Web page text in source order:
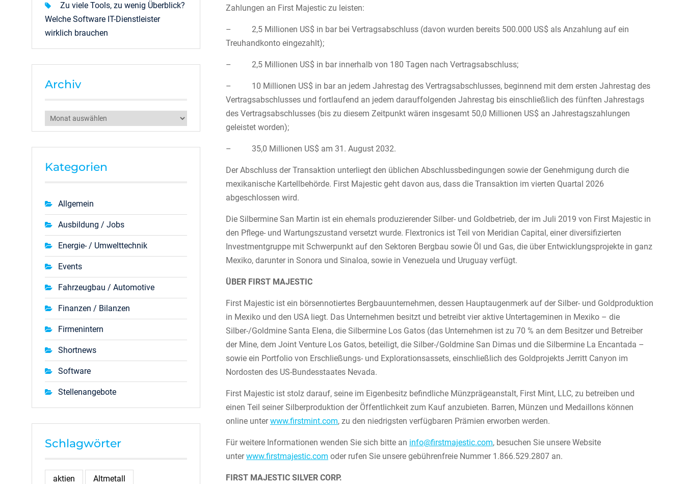
Zahlungen an First Majestic zu leisten:
– 2,5 Millionen US$ in bar bei Vertragsabschluss (davon wurden bereits 500.000 US$ als Anzahlung auf ein
Treuhandkonto eingezahlt);
– 2,5 Millionen US$ in bar innerhalb von 180 Tagen nach Vertragsabschluss;
– 10 Millionen US$ in bar an jedem Jahrestag des Vertragsabschlusses, beginnend mit dem ersten Jahrestag des
Vertragsabschlusses und fortlaufend an jedem darauffolgenden Jahrestag bis einschließlich des fünften Jahrestags
des Vertragsabschlusses (bis zu diesem Zeitpunkt wären insgesamt 50,0 Millionen US$ an Jahrestagszahlungen
geleistet worden);
– 35,0 Millionen US$ am 31. August 2032.
Der Abschluss der Transaktion unterliegt den üblichen Abschlussbedingungen sowie der Genehmigung durch die
mexikanische Kartellbehörde. First Majestic geht davon aus, dass die Transaktion im vierten Quartal 2026
abgeschlossen wird.
Die Silbermine San Martin ist ein ehemals produzierender Silber- und Goldbetrieb, der im Juli 2019 von First Majestic in
den Pflege- und Wartungszustand versetzt wurde. Flextronics ist Teil von Meridian Capital, einer diversifizierten
Investmentgruppe mit Schwerpunkt auf den Sektoren Bergbau sowie Öl und Gas, die über Entwicklungsprojekte in ganz
Mexiko, darunter in Sonora und Sinaloa, sowie in Venezuela und Uruguay verfügt.
ÜBER FIRST MAJESTIC
First Majestic ist ein börsennotiertes Bergbauunternehmen, dessen Hauptaugenmerk auf der Silber- und Goldproduktion
in Mexiko und den USA liegt. Das Unternehmen besitzt und betreibt vier aktive Untertageminen in Mexiko – die
Silber-/Goldmine Santa Elena, die Silbermine Los Gatos (das Unternehmen ist zu 70 % an dem Besitzer und Betreiber
der Mine, dem Joint Venture Los Gatos, beteiligt, die Silber-/Goldmine San Dimas und die Silbermine La Encantada –
sowie ein Portfolio von Erschließungs- und Explorationsassets, einschließlich des Goldprojekts Jerritt Canyon im
Nordosten des US-Bundesstaates Nevada.
First Majestic ist stolz darauf, seine im Eigenbesitz befindliche Münzprägeanstalt, First Mint, LLC, zu betreiben und
einen Teil seiner Silberproduktion der Öffentlichkeit zum Kauf anzubieten. Barren, Münzen und Medaillons können
online unterwww.firstmint.com, zu den niedrigsten verfügbaren Prämien erworben werden.
Für weitere Informationen wenden Sie sich bitte an info@firstmajestic.com, besuchen Sie unsere Website
unterwww.firstmajestic.com oder rufen Sie unsere gebührenfreie Nummer 1.866.529.2807 an.
FIRST MAJESTIC SILVER CORP.
Zu viele Tools, zu wenig Überblick?
Welche Software IT-Dienstleister
wirklich brauchen
Archiv
Archiv
Kategorien
Allgemein
Ausbildung / Jobs
Energie- / Umwelttechnik
Events
Fahrzeugbau / Automotive
Finanzen / Bilanzen
Firmenintern
Shortnews
Software
Stellenangebote
Schlagwörter
aktien Altmetall